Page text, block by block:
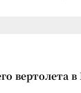
вертолета